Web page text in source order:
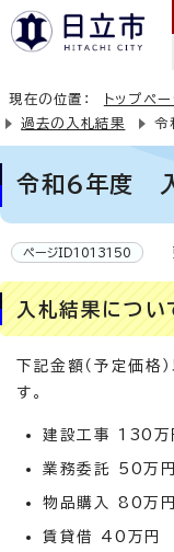
現在の位置： トップペー
過去の入札結果
令
令和6年度
ページID1013150
入札結果につい
下記金額（予定価格
す。
建設工事 130万
業務委託 50万円
物品購入 80万円
賃貸借 40万円